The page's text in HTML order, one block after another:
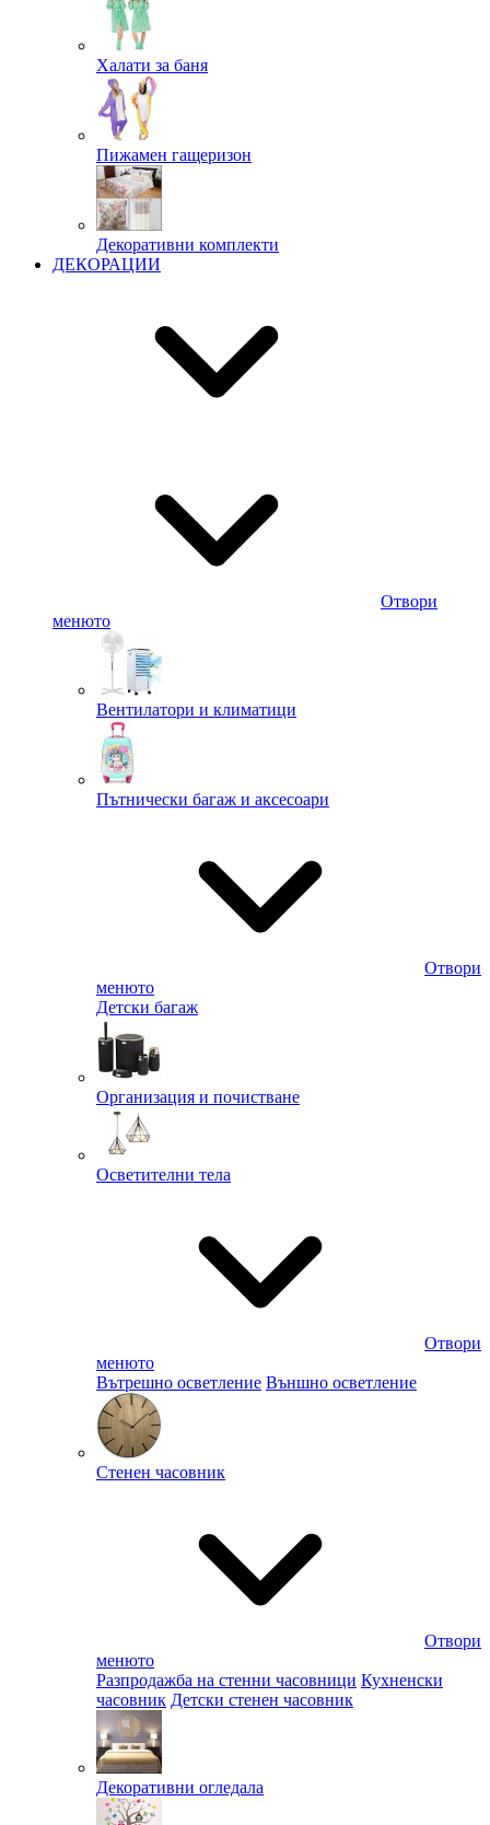
Халати за баня
Пижамен гащеризон
Декоративни комплекти
ДЕКОРАЦИИ
Отвори
менюто
Вентилатори и климатици
Пътнически багаж и аксесоари
Отвори
менюто
Детски багаж
Организация и почистване
Осветителни тела
Отвори
менюто
Вътрешно осветление Външно осветление
Стенен часовник
Отвори
менюто
Разпродажба на стенни часовници Кухненски
часовник Детски стенен часовник
Декоративни огледала